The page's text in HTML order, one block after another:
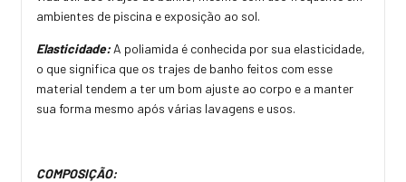
ambientes de piscina e exposição ao sol.
Elasticidade: A poliamida é conhecida por sua elasticidade,
o que significa que os trajes de banho feitos com esse
material tendem a ter um bom ajuste ao corpo e a manter
sua forma mesmo após várias lavagens e usos.
COMPOSIÇÃO: